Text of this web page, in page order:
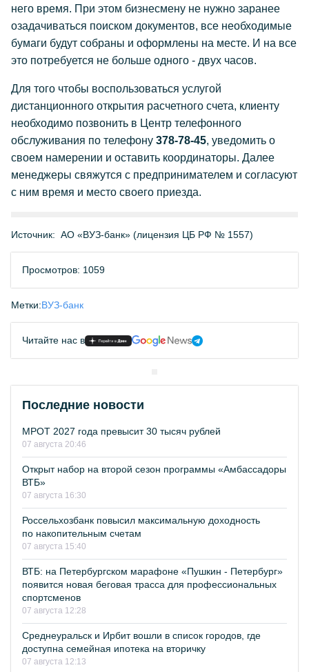
него время. При этом бизнесмену не нужно заранее
озадачиваться поиском документов, все необходимые
бумаги будут собраны и оформлены на месте. И на все
это потребуется не больше одного - двух часов.
Для того чтобы воспользоваться услугой
дистанционного открытия расчетного счета, клиенту
необходимо позвонить в Центр телефонного
обслуживания по телефону 378-78-45, уведомить о
своем намерении и оставить координаторы. Далее
менеджеры свяжутся с предпринимателем и согласуют
с ним время и место своего приезда.
Источник: АО «ВУЗ-банк» (лицензия ЦБ РФ № 1557)
Просмотров: 1059
Метки:ВУЗ-банк
Читайте нас в
Последние новости
МРОТ 2027 года превысит 30 тысяч рублей
07 августа 20:46
Открыт набор на второй сезон программы «Амбассадоры
ВТБ»
07 августа 16:30
Россельхозбанк повысил максимальную доходность
по накопительным счетам
07 августа 15:40
ВТБ: на Петербургском марафоне «Пушкин - Петербург»
появится новая беговая трасса для профессиональных
спортсменов
07 августа 12:28
Среднеуральск и Ирбит вошли в список городов, где
доступна семейная ипотека на вторичку
07 августа 12:13